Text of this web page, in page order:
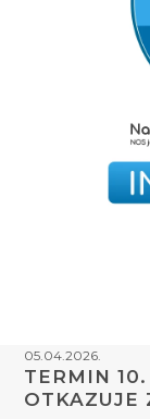
05.04.2026.
TERMIN
OTKAZUJE